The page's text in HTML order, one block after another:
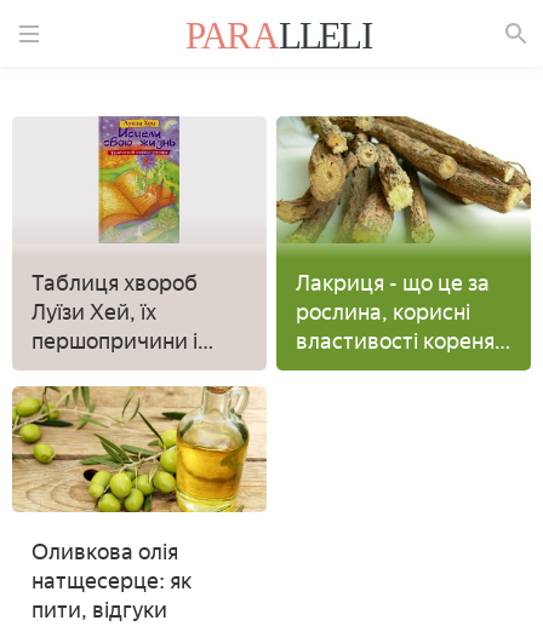
Таблиця хвороб
Луїзи Хей, їх
першопричини і
зцілюють афірмації
Лакриця - що це за
рослина, корисні
властивості кореня
солодки,
Оливкова олія
натщесерце: як
пити, відгуки